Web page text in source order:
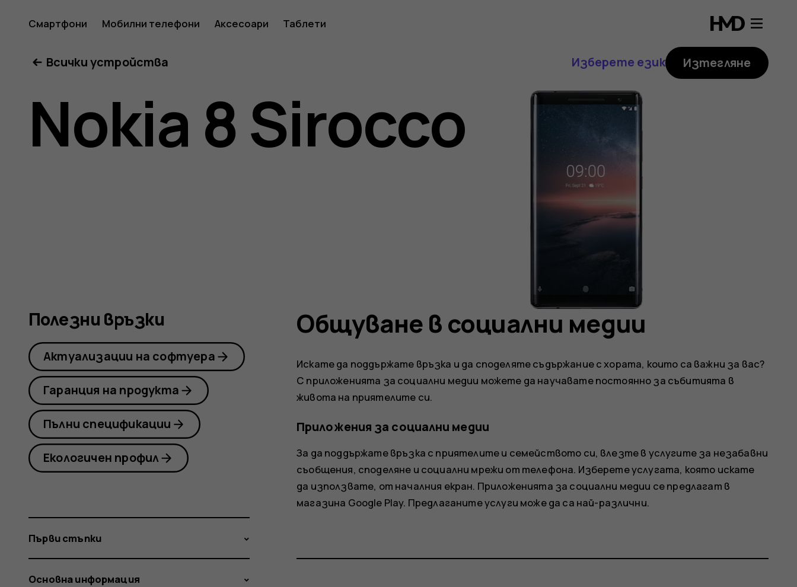
Ръководство
на
потребителя
Nokia
8
Sirocco
Смартфони Мобилни телефони Аксесоари Таблети
Всички устройства Изберете език Изтегляне
Nokia 8 Sirocco
Общуване в социални медии
Искате да поддържате връзка и да споделяте съдържание с хората, които са важни за вас?
С приложенията за социални медии можете да научавате постоянно за събитията в
живота на приятелите си.
Приложения за социални медии
За да поддържате връзка с приятелите и семейството си, влезте в услугите за незабавни
съобщения, споделяне и социални мрежи от телефона. Изберете услугата, която искате
да използвате, от началния екран. Приложенията за социални медии се предлагат в
магазина Google Play. Предлаганите услуги може да са най-различни.
Полезни връзки
Актуализации на софтуера
Гаранция на продукта
Пълни спецификации
Екологичен профил
Първи стъпки
Основна информация